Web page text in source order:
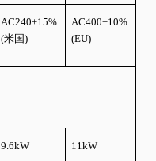
AC240±15%
(米国)
AC400±10%
(EU)
9.6kW 11kW